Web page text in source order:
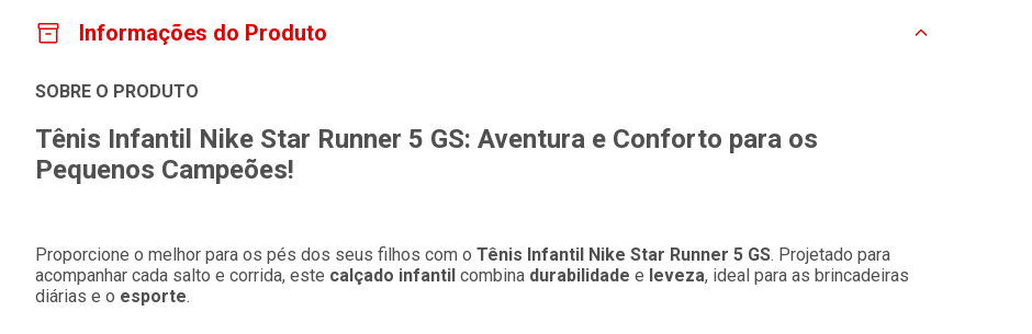
Informações do Produto
SOBRE O PRODUTO
Tênis Infantil Nike Star Runner 5 GS: Aventura e Conforto para os
Pequenos Campeões!
Proporcione o melhor para os pés dos seus filhos com o Tênis Infantil Nike Star Runner 5 GS. Projetado para
acompanhar cada salto e corrida, este calçado infantil combina durabilidade e leveza, ideal para as brincadeiras
diárias e o esporte.